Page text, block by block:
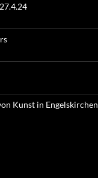
Kunst in Engelskirchen